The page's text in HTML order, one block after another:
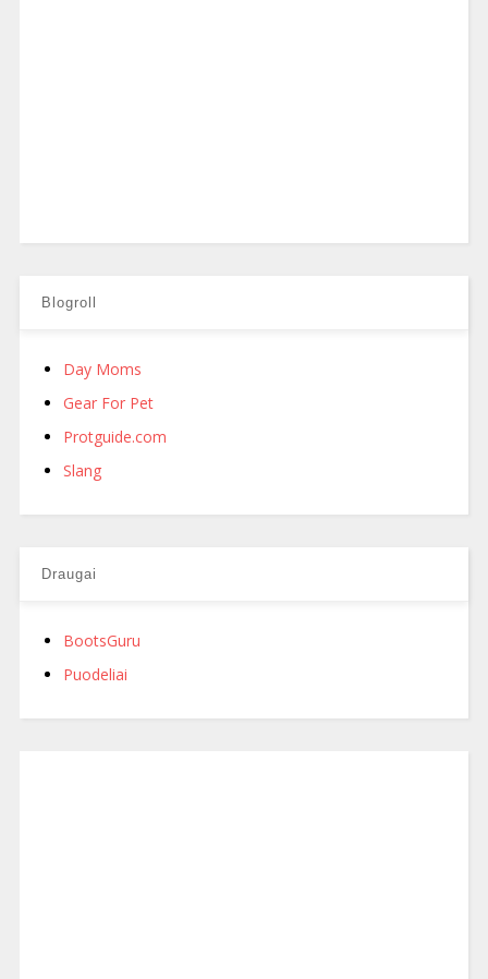
Blogroll
Day Moms
Gear For Pet
Protguide.com
Slang
Draugai
BootsGuru
Puodeliai